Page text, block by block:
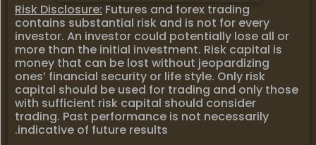
Risk Disclosure: Futures and forex trading
contains substantial risk and is not for every
investor. An investor could potentially lose all or
more than the initial investment. Risk capital is
money that can be lost without jeopardizing
ones’ financial security or life style. Only risk
capital should be used for trading and only those
with sufficient risk capital should consider
trading. Past performance is not necessarily
indicative of future results.